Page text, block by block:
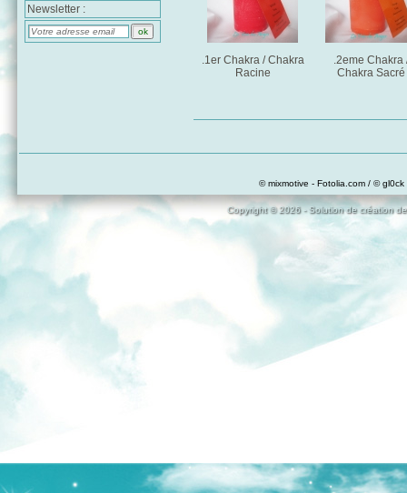
Newsletter :
.1er Chakra / Chakra
Racine
.2eme Chakra
Chakra Sacré
© mixmotive - Fotolia.com / ©
Copyright © 2026 - Solution de création